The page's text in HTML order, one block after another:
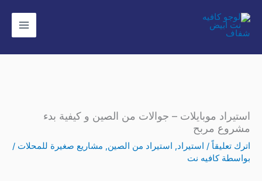
إلى
المحتوى
استيراد موبايلات – جوالات من الصين و كيفية بدء
مشروع مربح
اترك تعليقاً / استيراد, استيراد من الصين, مشاريع صغيرة للمحلات /
بواسطة كافيه نت